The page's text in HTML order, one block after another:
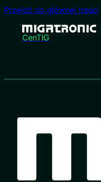
Przejdź do głównej treści
CenTIG